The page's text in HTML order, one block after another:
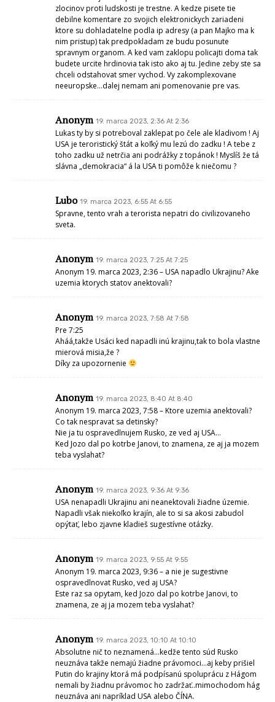
zlocinov proti ludskosti je trestne. A kedze pisete tie
debilne komentare zo svojich elektronickych zariadeni
ktore su dohladatelne podla ip adresy (a pan Majko ma k
nim pristup) tak predpokladam ze budu posunute
spravnym organom. A ked vam zaklopu policajti doma tak
budete urcite hrdinovia tak isto ako aj tu. Jedine zeby ste sa
chceli odstahovat smer vychod. Vy zakomplexovane
neeuropske…dalej nemam ani pomenovanie pre vas.
Anonym 19. marca 2023, 2:36 At 2:36
Lukas ty by si potreboval zaklepat po čele ale kladivom ! Aj
USA je teroristický štát a koľký mu lezú do zadku ! A tebe z
toho zadku už netrčia ani podrážky z topánok ! Myslíš že tá
slávna „demokracia“ á la USA ti pomôže k niečomu ?
Lubo 19. marca 2023, 6:55 At 6:55
Spravne, tento vrah a terorista nepatri do civilizovaneho
sveta.
Anonym 19. marca 2023, 7:25 At 7:25
Anonym 19. marca 2023, 2:36 – USA napadlo Ukrajinu? Ake
uzemia ktorych statov anektovali?
Anonym 19. marca 2023, 7:58 At 7:58
Pre 7:25
Aháá,takže Usáci ked napadli inú krajinu,tak to bola vlastne
mierová misia,že ?
Díky za upozornenie
Anonym 19. marca 2023, 8:40 At 8:40
Anonym 19. marca 2023, 7:58 – Ktore uzemia anektovali?
Co tak nespravat sa detinsky?
Nie ja tu ospravedlnujem Rusko, ze ved aj USA…
Ked Jozo dal po kotrbe Janovi, to znamena, ze aj ja mozem
teba vyslahat?
Anonym 19. marca 2023, 9:36 At 9:36
USA nenapadli Ukrajinu ani neanektovali žiadne územie.
Napadli však niekoľko krajín, ale to si sa akosi zabudol
opýtať, lebo zjavne kladieš sugestívne otázky.
Anonym 19. marca 2023, 9:55 At 9:55
Anonym 19. marca 2023, 9:36 – a nie je sugestivne
ospravedlnovat Rusko, ved aj USA?
Este raz sa opytam, ked Jozo dal po kotrbe Janovi, to
znamena, ze aj ja mozem teba vyslahat?
Anonym 19. marca 2023, 10:10 At 10:10
Absolutne nič to neznamená…kedže tento súd Rusko
neuznáva takže nemajú žiadne právomoci…aj keby prišiel
Putin do krajiny ktorá má podpísanú spoluprácu z Hágom
nemali by žiadnu právomoc ho zadržať..mimochodom hág
neuznáva ani napríklad USA alebo ČÍNA.